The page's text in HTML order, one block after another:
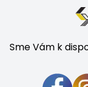
Sme Vám k